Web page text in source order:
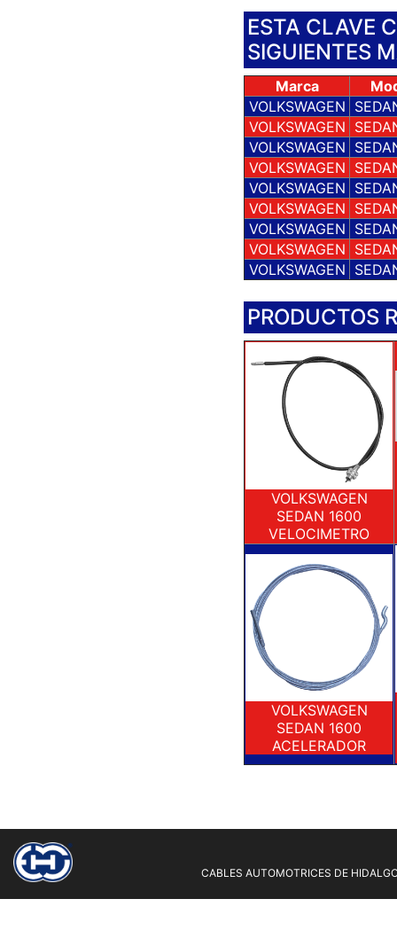
ESTA CLAVE
SIGUIENTES
Marca
VOLKSWAGEN
VOLKSWAGEN
VOLKSWAGEN
VOLKSWAGEN
VOLKSWAGEN
VOLKSWAGEN
VOLKSWAGEN
VOLKSWAGEN
VOLKSWAGEN
PRODUCTOS
VOLKSWAGEN
SEDAN 1600
VELOCIMETRO
VOLKSWAGEN
SEDAN 1600
ACELERADOR
CABLES AUTOMOTRICES DE